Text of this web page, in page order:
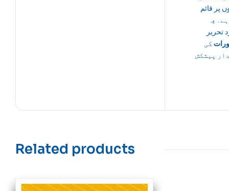
پر قائم
یہ
تحریر
کی
پیشکش
Related products